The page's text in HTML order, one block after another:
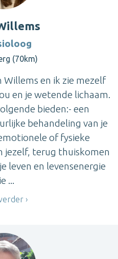
(70km)
Willems en ik zie mezelf
en je wetende lichaam.
bieden:- een
behandeling van je
of fysieke
jezelf, terug thuiskomen
leven en levensenergie
...